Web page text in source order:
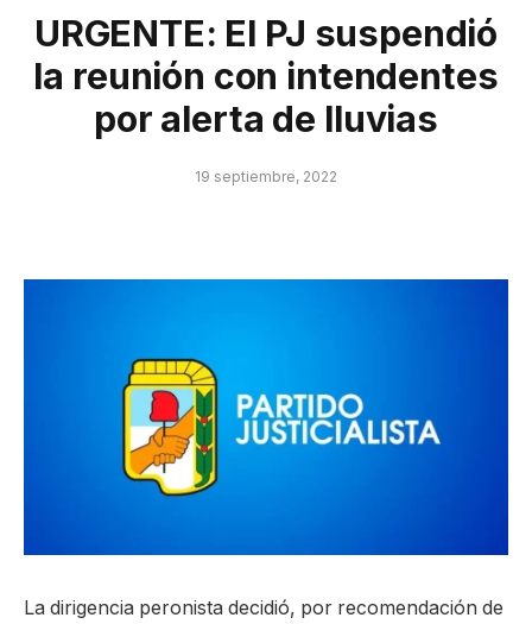
URGENTE: El PJ suspendió
la reunión con intendentes
por alerta de lluvias
19 septiembre, 2022
La dirigencia peronista decidió, por recomendación de